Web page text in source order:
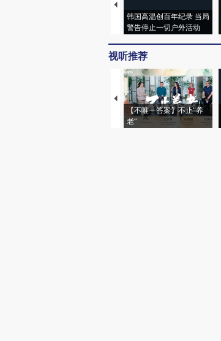
韩国高温创百年纪录 当局
警告停止一切户外活动
视听推荐
【不唯一答案】不止“养
老”